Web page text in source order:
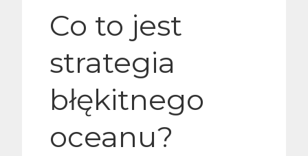
Co to jest
strategia
błękitnego
oceanu?